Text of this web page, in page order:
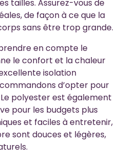
tailles. Assurez-vous de
de façon à ce que la
sans être trop grande.
en compte le
le confort et la chaleur
isolation
d’opter pour
polyester est également
pour les budgets plus
et faciles à entretenir,
sont douces et légères,